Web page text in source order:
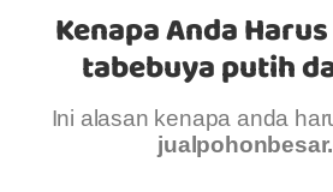
Kenapa Anda
tabebuya putih
Ini alasan kenapa anda